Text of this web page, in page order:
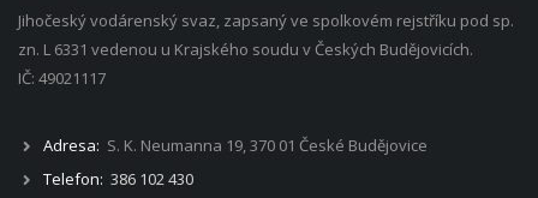
Jihočeský vodárenský svaz, zapsaný ve spolkovém rejstříku pod sp.
zn. L 6331 vedenou u Krajského soudu v Českých Budějovicích.
IČ: 49021117
Adresa: S. K. Neumanna 19, 370 01 České Budějovice
Telefon: 386 102 430